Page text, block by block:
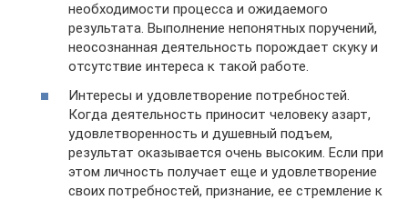
необходимости процесса и ожидаемого
результата. Выполнение непонятных поручений,
неосознанная деятельность порождает скуку и
отсутствие интереса к такой работе.
Интересы и удовлетворение потребностей.
Когда деятельность приносит человеку азарт,
удовлетворенность и душевный подъем,
результат оказывается очень высоким. Если при
этом личность получает еще и удовлетворение
своих потребностей, признание, ее стремление к